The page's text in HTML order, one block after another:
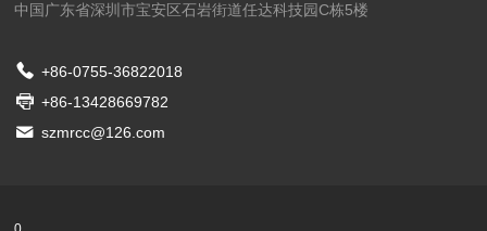
中国广东省深圳市宝安区石岩街道任达科技园C栋5楼
+86-0755-36822018
+86-13428669782
szmrcc@126.com